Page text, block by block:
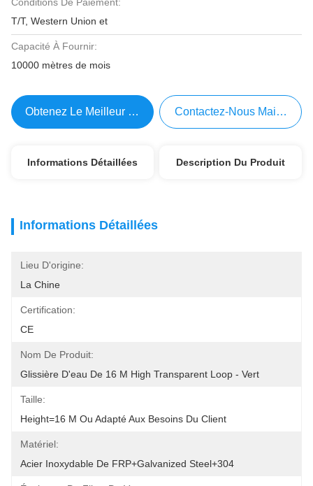
T/T, Western Union et
Capacité À Fournir:
10000 mètres de mois
Obtenez Le Meilleur Prix Contactez-Nous Maintenant
Informations Détaillées Description Du Produit
Informations Détaillées
Lieu D'origine:
La Chine
Certification:
CE
Nom De Produit:
Glissière D'eau De 16 M High Transparent Loop - Vert
Taille:
Height=16 M Ou Adapté Aux Besoins Du Client
Matériel:
Acier Inoxydable De FRP+Galvanized Steel+304